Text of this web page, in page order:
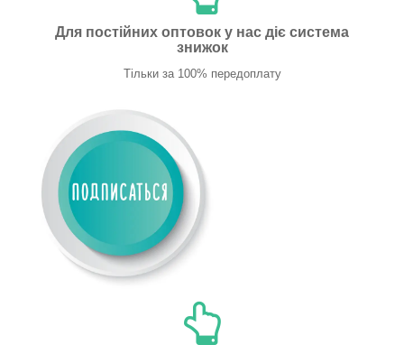
Для постійних оптовок у нас діє система
знижок
Тільки за 100% передоплату